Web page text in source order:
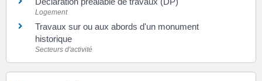
Logement
Travaux sur ou aux abords d'un monument
historique
Secteurs d'activité